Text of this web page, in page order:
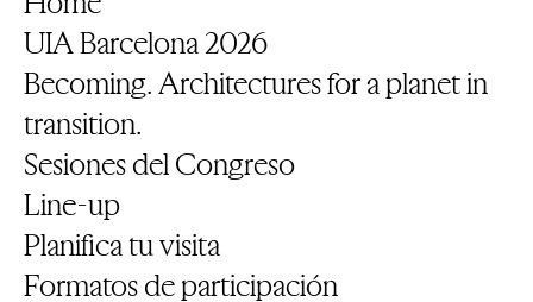
UIA Barcelona 2026
Becoming. Architectures for a planet in
transition.
Sesiones del Congreso
Line-up
Planifica tu visita
Formatos de participación